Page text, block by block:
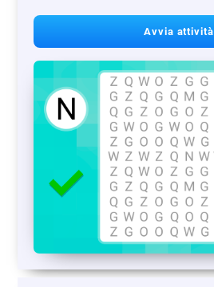
Avvia attività